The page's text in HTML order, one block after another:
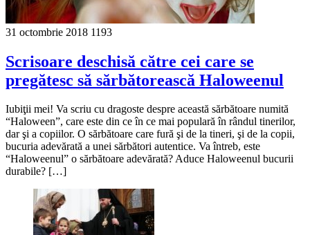
31 octombrie 2018 1193
Scrisoare deschisă către cei care se
pregătesc să sărbătorească Haloweenul
Iubiţii mei! Va scriu cu dragoste despre această sărbătoare numită
“Haloween”, care este din ce în ce mai populară în rândul tinerilor,
dar şi a copiilor. O sărbătoare care fură şi de la tineri, şi de la copii,
bucuria adevărată a unei sărbători autentice. Va întreb, este
“Haloweenul” o sărbătoare adevărată? Aduce Haloweenul bucurii
durabile? […]